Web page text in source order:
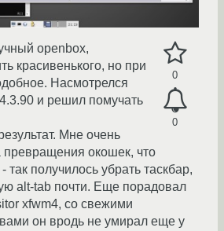
0
0
openbox,
красивенького, но при
Насмотрелся
и решил помучать
Мне очень
окошек, что
так получилось убрать таскбар,
alt-tab почти. Еще порадовал
xfwm4, со свежими
он вродь не умирал еще у